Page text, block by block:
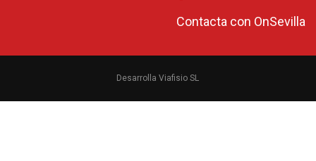
Contacta con OnSevilla
Desarrolla Viafisio SL